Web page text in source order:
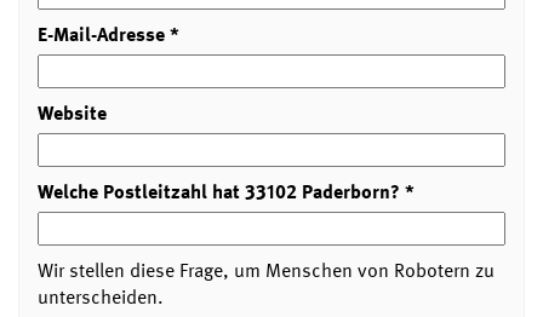
E-Mail-Adresse*
Website
Welche Postleitzahl hat 33102 Paderborn? *
Wir stellen diese Frage, um Menschen von Robotern zu
unterscheiden.